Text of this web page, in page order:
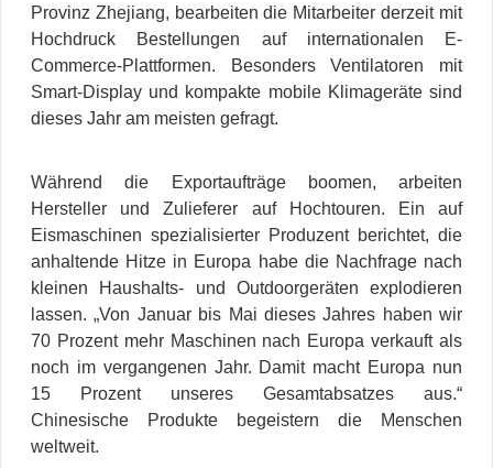
Provinz Zhejiang, bearbeiten die Mitarbeiter derzeit mit
Hochdruck Bestellungen auf internationalen E-
Commerce-Plattformen. Besonders Ventilatoren mit
Smart-Display und kompakte mobile Klimageräte sind
dieses Jahr am meisten gefragt.
Während die Exportaufträge boomen, arbeiten
Hersteller und Zulieferer auf Hochtouren. Ein auf
Eismaschinen spezialisierter Produzent berichtet, die
anhaltende Hitze in Europa habe die Nachfrage nach
kleinen Haushalts- und Outdoorgeräten explodieren
lassen. „Von Januar bis Mai dieses Jahres haben wir
70 Prozent mehr Maschinen nach Europa verkauft als
noch im vergangenen Jahr. Damit macht Europa nun
15 Prozent unseres Gesamtabsatzes aus.“
Chinesische Produkte begeistern die Menschen
weltweit.